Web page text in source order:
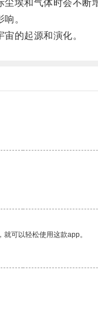
埃和气体时会不断
。
的起源和演化。
可以轻松使用这款app。